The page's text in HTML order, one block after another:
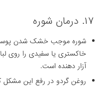
۱۷. درمان شوره
شوره موجب خشک شدن
خاکستری یا سفیدی را روی
آزار دهنده است.
روغن گردو در رفع این